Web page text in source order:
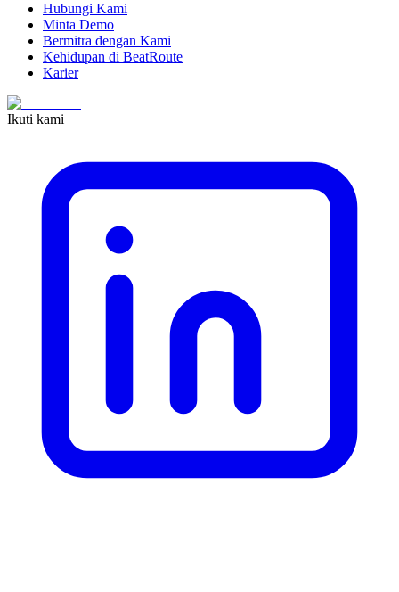
Hubungi Kami
Minta Demo
Bermitra dengan Kami
Kehidupan di BeatRoute
Karier
Ikuti kami